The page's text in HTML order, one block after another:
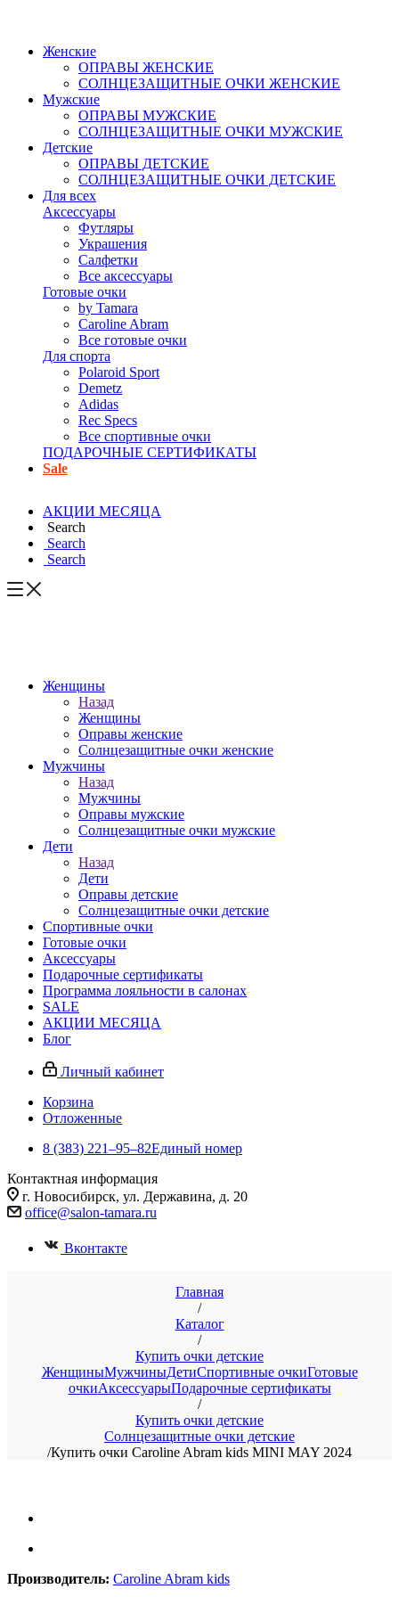
Женские
ОПРАВЫ ЖЕНСКИЕ
СОЛНЦЕЗАЩИТНЫЕ ОЧКИ ЖЕНСКИЕ
Мужские
ОПРАВЫ МУЖСКИЕ
СОЛНЦЕЗАЩИТНЫЕ ОЧКИ МУЖСКИЕ
Детские
ОПРАВЫ ДЕТСКИЕ
СОЛНЦЕЗАЩИТНЫЕ ОЧКИ ДЕТСКИЕ
Для всех
Аксессуары
Футляры
Украшения
Салфетки
Все аксессуары
Готовые очки
by Tamara
Caroline Abram
Все готовые очки
Для спорта
Polaroid Sport
Demetz
Adidas
Rec Specs
Все спортивные очки
ПОДАРОЧНЫЕ СЕРТИФИКАТЫ
Sale
АКЦИИ МЕСЯЦА
Search
Search
Search
Женщины
Назад
Женщины
Оправы женские
Солнцезащитные очки женские
Мужчины
Назад
Мужчины
Оправы мужские
Солнцезащитные очки мужские
Дети
Назад
Дети
Оправы детские
Солнцезащитные очки детские
Спортивные очки
Готовые очки
Аксессуары
Подарочные сертификаты
Программа лояльности в салонах
SALE
АКЦИИ МЕСЯЦА
Блог
Личный кабинет
Корзина
Отложенные
8 (383) 221‒95‒82Единый номер
Контактная информация
г. Новосибирск, ул. Державина, д. 20
office@salon-tamara.ru
Вконтакте
Главная
/
Каталог
/
Купить очки детские
ЖенщиныМужчиныДетиСпортивные очкиГотовые
очкиАксессуарыПодарочные сертификаты
/
Купить очки детские
Солнцезащитные очки детские
/Купить очки Caroline Abram kids MINI MAY 2024
Производитель: Caroline Abram kids